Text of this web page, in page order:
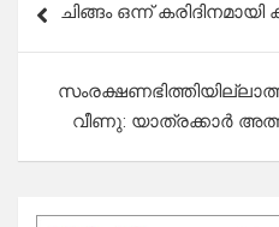
navigation
ചിങ്ങം ഒന്ന്
വീണു: യാത്രക്കാർ